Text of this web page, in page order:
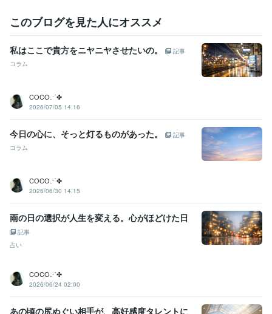
このブログを見た人にオススメ
私はここで貴方をニヤニヤさせたいの。
記事
コラム
COCO⋰✤
2026/07/05 14:16
今日の心に、そっと灯るものがあった。
記事
コラム
COCO⋰✤
2026/06/30 14:15
雨の日の選択が人生を変える。心がほどけた日
記事
占い
COCO⋰✤
2026/06/24 02:00
あの頃の尻ぬぐい相手が、高好感度タレントに